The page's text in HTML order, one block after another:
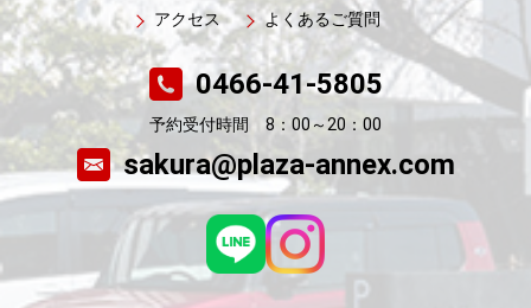
アクセス よくあるご質問
0466-41-5805
予約受付時間 8：00～20：00
sakura@plaza-annex.com